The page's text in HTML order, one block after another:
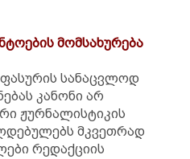
მომსახურება
სანაცვლოდ
კანონი არ
ჟურნალისტიკის
მკვეთრად
რედაქციის